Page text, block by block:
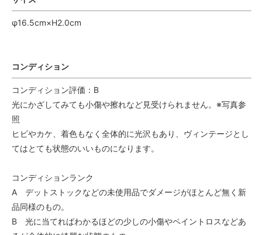
φ16.5cm×H2.0cm
コンディション
コンディション評価：B
光にかざしてみても小傷や擦れなど見受けられません。※写真参
照
ヒビやカケ、着色もなく全体的に光沢もあり、ヴィンテージとし
てはとても状態のいいものになります。
コンディションランク
A デットストックなどの未使用品でダメージがほとんど無く新
品同様のもの。
B 光に当てればわかるほどの少しの小傷やペイントロスなどあ